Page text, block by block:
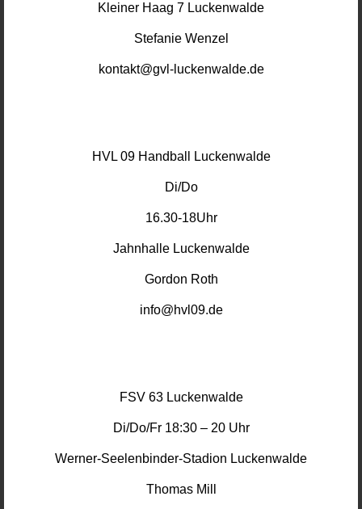
Kleiner Haag 7 Luckenwalde
Stefanie Wenzel
kontakt@gvl-luckenwalde.de
HVL 09 Handball Luckenwalde
Di/Do
16.30-18Uhr
Jahnhalle Luckenwalde
Gordon Roth
info@hvl09.de
FSV 63 Luckenwalde
Di/Do/Fr 18:30 – 20 Uhr
Werner-Seelenbinder-Stadion Luckenwalde
Thomas Mill